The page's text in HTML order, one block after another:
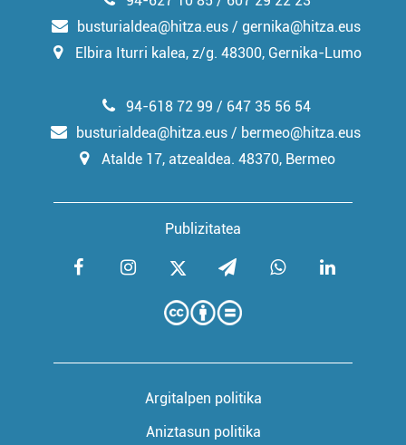
busturialdea@hitza.eus / gernika@hitza.eus
Elbira Iturri kalea, z/g. 48300, Gernika-Lumo
Publizitatea
94-618 72 99 / 647 35 56 54
busturialdea@hitza.eus / bermeo@hitza.eus
Atalde 17, atzealdea. 48370, Bermeo
Argitalpen politika
Aniztasun politika